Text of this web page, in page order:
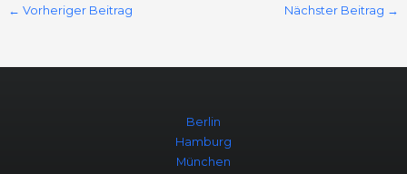
← Vorheriger Beitrag Nächster Beitrag →
Berlin
Hamburg
München